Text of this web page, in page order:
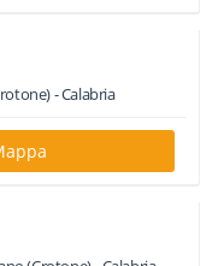
-Calabria